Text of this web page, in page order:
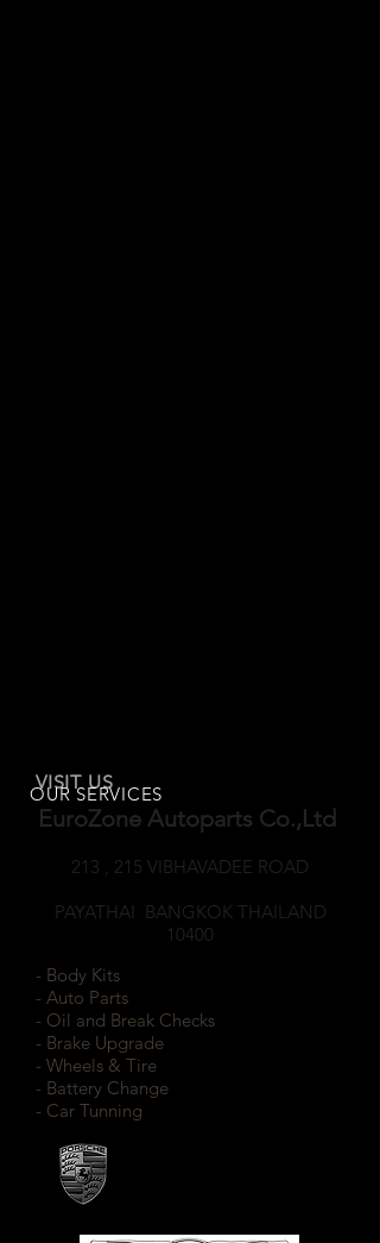
VISIT US
OUR SERVICES
EuroZone Autoparts Co.,Ltd
213 , 215 VIBHAVADEE ROAD
PAYATHAI BANGKOK THAILAND
10400
- Body Kits
- Auto Parts
- Oil and Break Checks
- Brake Upgrade
- Wheels & Tire
- Battery Change
- Car Tunning